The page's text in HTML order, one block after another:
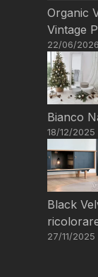
Organic
Vintage
22/06/2026
Bianco
18/12/2025
Black
27/11/2025